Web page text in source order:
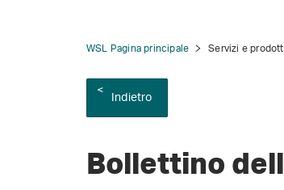
WSL Pagina principale Servizi e
Indietro
Bollettino